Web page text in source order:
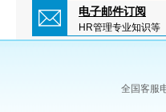
电子邮件订阅
HR管理专业知识等
全国客服